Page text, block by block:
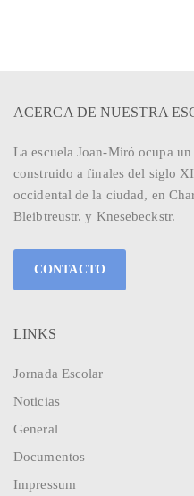
ACERCA DE NUESTRA
La escuela Joan-Miró ocupa
construido a finales del siglo
occidental de la ciudad, en
Bleibtreustr. y Knesebeckstr.
CONTACTO
LINKS
Jornada Escolar
Noticias
General
Documentos
Impressum